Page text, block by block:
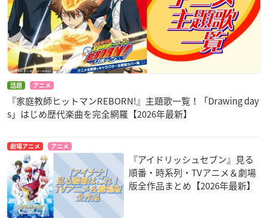
話題 アニメ
『家庭教師ヒットマンREBORN!』主題歌一覧！「Drawing day
s」はじめ歴代楽曲を完全網羅【2026年最新】
劇場アニメ アニメ
『アイドリッシュセブン』見る
順番・時系列・TVアニメ＆劇場
版全作品まとめ【2026年最新】